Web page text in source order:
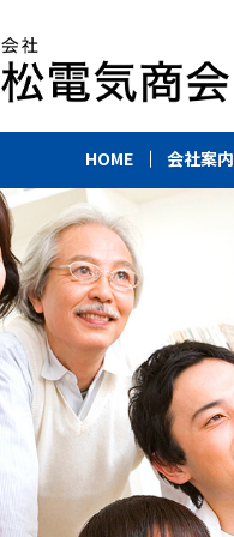
HOME 会社案内